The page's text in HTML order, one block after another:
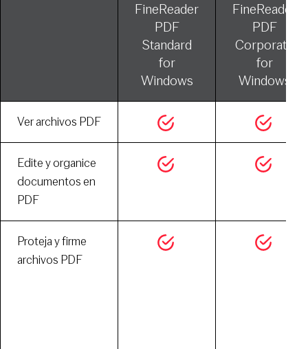
FineReader
PDF
Standard
for
Windows
FineReader
PDF
Corporate
for
Windows
Ver archivos PDF
Edite y organice
documentos en
PDF
Proteja y firme
archivos PDF